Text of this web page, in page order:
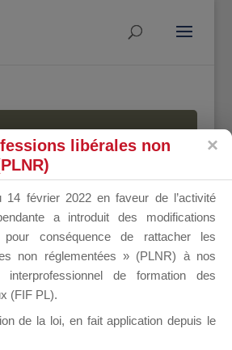
DU
libérales non
14 février 2022 en faveur de l’activité
a introduit des modifications
conséquence de rattacher les
non réglementées » (PLNR) à nos
de formation des
(FIF PL).
de la loi, en fait application depuis le